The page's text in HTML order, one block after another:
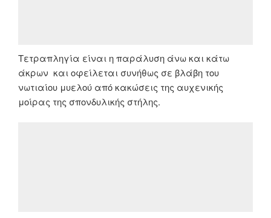
Τετραπληγία είναι η παράλυση άνω και κάτω
άκρων και οφείλεται συνήθως σε βλάβη του
νωτιαίου μυελού από κακώσεις της αυχενικής
μοίρας της σπονδυλικής στήλης.